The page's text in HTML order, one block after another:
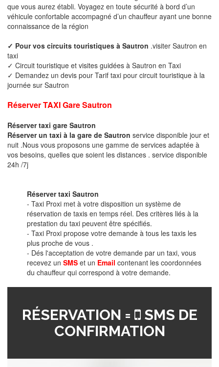
que vous aurez établi. Voyagez en toute sécurité à bord d’un
véhicule confortable accompagné d’un chauffeur ayant une bonne
connaissance de la région
✓ Pour vos circuits touristiques à Sautron .visiter Sautron en
taxi
✓ Circuit touristique et visites guidées à Sautron en Taxi
✓ Demandez un devis pour Tarif taxi pour circuit touristique à la
journée sur Sautron
Réserver TAXI Gare Sautron
Réserver taxi gare Sautron
Réserver un taxi à la gare de Sautron service disponible jour et
nuit .Nous vous proposons une gamme de services adaptée à
vos besoins, quelles que soient les distances . service disponible
24h /7j
Réserver taxi Sautron
- Taxi Proxi met à votre disposition un système de
réservation de taxis en temps réel. Des critères liés à la
prestation du taxi peuvent être spécifiés.
- Taxi Proxi propose votre demande à tous les taxis les
plus proche de vous .
- Dés l'acceptation de votre demande par un taxi, vous
recevez un SMS et un Email contenant les coordonnées
du chauffeur qui correspond à votre demande.
RÉSERVATION =
SMS DE
CONFIRMATION